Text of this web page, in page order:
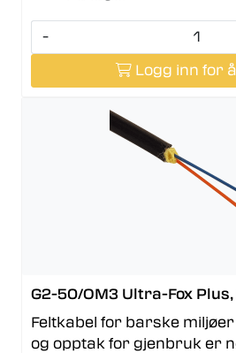
-
Logg inn for
G2-50/OM3 Ultra-Fox Plus,
Feltkabel for barske
og opptak for gjenbruk er